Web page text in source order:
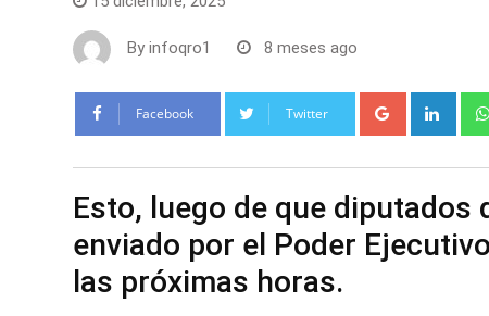
By infoqro1 8 meses ago
Facebook Twitter Google+
Esto, luego de que
enviado por el Poder
las próximas horas.